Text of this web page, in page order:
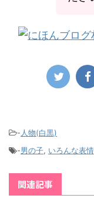
- 人物(白黒)
-男の子, いろんな表情
関連記事